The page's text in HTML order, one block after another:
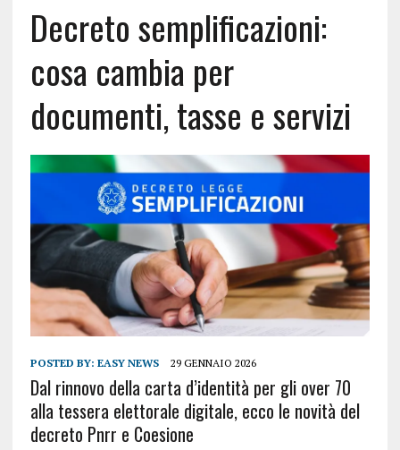
Decreto semplificazioni:
cosa cambia per
documenti, tasse e servizi
POSTED BY: EASY NEWS 29 GENNAIO 2026
Dal rinnovo della carta d’identità per gli over 70
alla tessera elettorale digitale, ecco le novità del
decreto Pnrr e Coesione